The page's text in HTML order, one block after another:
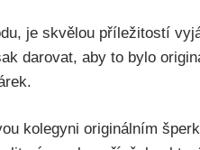
je skvělou příležitostí
darovat, aby to bylo
kolegyni originálním